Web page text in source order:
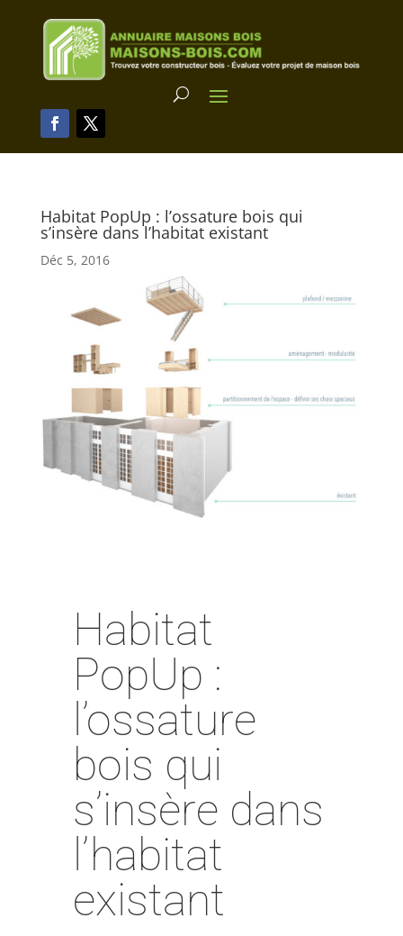
Habitat PopUp : l’ossature bois qui
s’insère dans l’habitat existant
Déc 5, 2016
Habitat
PopUp :
l’ossature
bois qui
s’insère dans
l’habitat
existant